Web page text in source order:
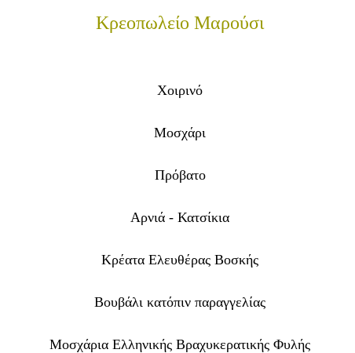
Κρεοπωλείο Μαρούσι
Χοιρινό
Μοσχάρι
Πρόβατο
Αρνιά - Κατσίκια
Κρέατα Ελευθέρας Βοσκής
Βουβάλι κατόπιν παραγγελίας
Μοσχάρια Ελληνικής Βραχυκερατικής Φυλής